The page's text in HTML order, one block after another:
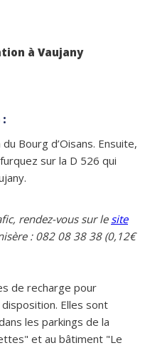
à Vaujany
:
Bourg d’Oisans. Ensuite,
sur la D 526 qui
rendez-vous sur le site
: 082 08 38 38 (0,12€
de recharge pour
Elles sont
les parkings de la
et au bâtiment "Le